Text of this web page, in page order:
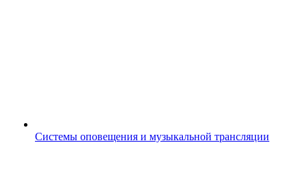
Системы оповещения и музыкальной трансляции